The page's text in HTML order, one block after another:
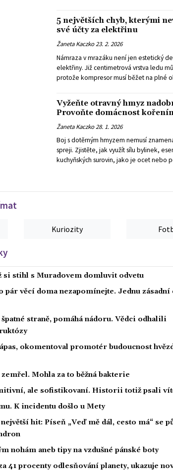
5 největších chyb, kterými
své účty za elektřinu
Žaneta Kaczko23. 2. 2026
Námraza v mrazáku není jen estetický
elektřiny. Již centimetrová vrstva ledu
protože kompresor musí běžet na plné
uspořádání potravin zkrotit spotřebu
Vyžeňte otravný hmyz
Provoňte domácnost
Žaneta Kaczko 28. 1. 2026
Boj s dotěrným hmyzem nemusí
spreji. Zjistěte, jak využít sílu bylinek,
kuchyňských surovin, jako je ocet nebo
Kuriozity
si stihl s Muradovem domluvit odvetu
pár věcí doma nezapomínejte. Jednu zásadní
straně, pomáhá nádoru. Vědci odhalili
okomentoval promotér budoucnost
zemřel. Mohla za to běžná bakterie
ale sofistikovaní. Historii totiž psali
K incidentu došlo u Mety
hit: Píseň „Veď mě dál, cesto má“ se
nohám aneb tipy na vzdušné pánské boty
41 procenty odlesňování planety, ukazuje